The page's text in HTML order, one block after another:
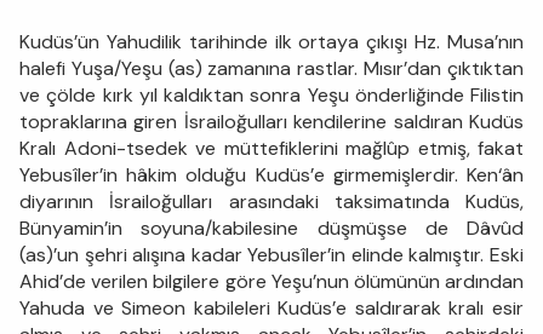
Kudüs’ün Yahudilik tarihinde ilk ortaya çıkışı Hz. Musa’nın
halefi Yuşa/Yeşu (as) zamanına rastlar. Mısır’dan çıktıktan
ve çölde kırk yıl kaldıktan sonra Yeşu önderliğinde Filistin
topraklarına giren İsrailoğulları kendilerine saldıran Kudüs
Kralı Adoni-tsedek ve müttefiklerini mağlûp etmiş, fakat
Yebusîler’in hâkim olduğu Kudüs’e girmemişlerdir. Ken‘ân
diyarının İsrailoğulları arasındaki taksimatında Kudüs,
Bünyamin’in soyuna/kabilesine düşmüşse de Dâvûd
(as)’un şehri alışına kadar Yebusîler’in elinde kalmıştır. Eski
Ahid’de verilen bilgilere göre Yeşu’nun ölümünün ardından
Yahuda ve Simeon kabileleri Kudüs’e saldırarak kralı esir